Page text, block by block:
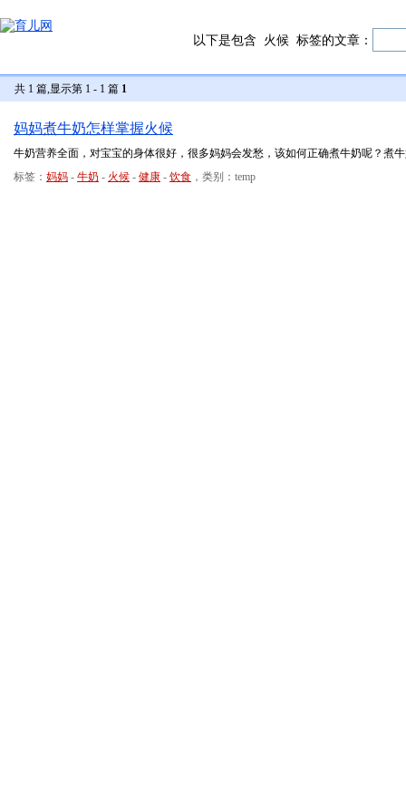
以下是包含 火候 标签的文章：
共 1 篇,显示第 1 - 1 篇 1
妈妈煮牛奶怎样掌握火候
牛奶营养全面，对宝宝的身体很好，很多妈妈会发愁，该如何正确煮牛奶呢？煮
标签： 妈妈 - 牛奶 - 火候 - 健康 - 饮食 ，类别：temp